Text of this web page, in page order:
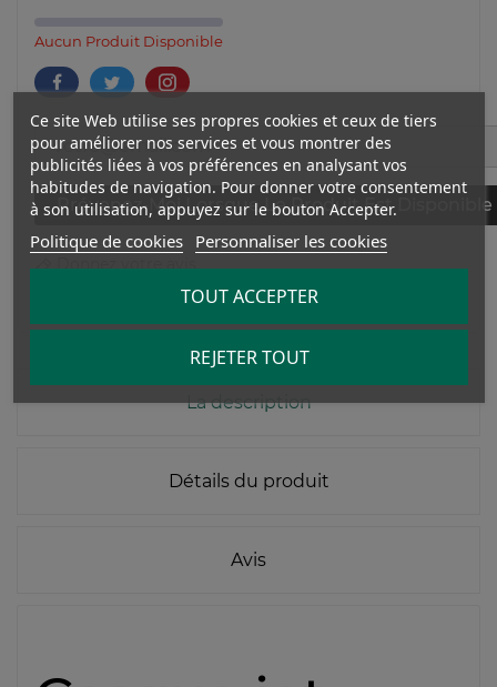
Aucun Produit Disponible
Prévenez-Moi Lorsque Le Produit Est Disponible
Donnez votre avis
La description
Détails du produit
Avis
Ce site Web utilise ses propres cookies et ceux de tiers
pour améliorer nos services et vous montrer des
publicités liées à vos préférences en analysant vos
habitudes de navigation. Pour donner votre consentement
à son utilisation, appuyez sur le bouton Accepter.
Politique de cookies Personnaliser les cookies
REJETER TOUT
TOUT ACCEPTER